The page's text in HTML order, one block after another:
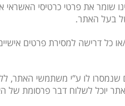
שומר את פרטי כרטיסי
בעל האתר.
כל דרישה למסירת פרטים
שנמסרו לו ע”י משתמשי
יוכל לשלוח דבר פרסומת